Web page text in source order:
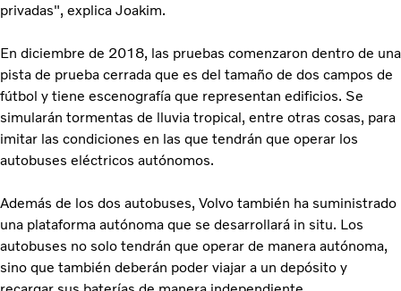
privadas", explica Joakim.
En diciembre de 2018, las pruebas comenzaron dentro de una
pista de prueba cerrada que es del tamaño de dos campos de
fútbol y tiene escenografía que representan edificios. Se
simularán tormentas de lluvia tropical, entre otras cosas, para
imitar las condiciones en las que tendrán que operar los
autobuses eléctricos autónomos.
Además de los dos autobuses, Volvo también ha suministrado
una plataforma autónoma que se desarrollará in situ. Los
autobuses no solo tendrán que operar de manera autónoma,
sino que también deberán poder viajar a un depósito y